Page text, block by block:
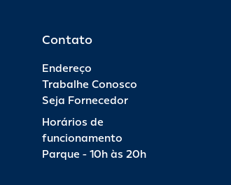
Contato
Endereço
Trabalhe Conosco
Seja Fornecedor
Horários de
funcionamento
Parque - 10h às 20h